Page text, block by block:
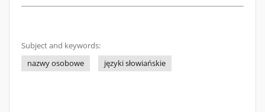
Subject and keywords:
nazwy osobowe
języki słowiańskie